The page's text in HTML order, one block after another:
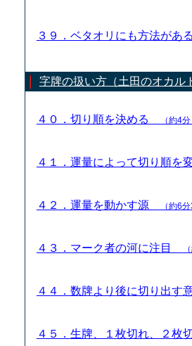
３９．ベタオリにも方法があ
字牌の扱い方（土田のオカル
４０．切り順を決める （約4分
４１．運量によって切り順を
４２．運量を動かす源 （約6
４３．マーク者の河に注目
４４．数牌より後に切り出す
４５．生牌、１枚切れ、２枚